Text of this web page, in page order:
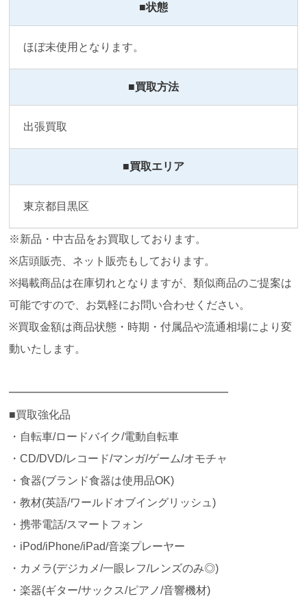
■状態
ほぼ未使用となります。
■買取方法
出張買取
■買取エリア
東京都目黒区
※新品・中古品をお買取しております。
※店頭販売、ネット販売もしております。
※掲載商品は在庫切れとなりますが、類似商品のご提案は
可能ですので、お気軽にお問い合わせください。
※買取金額は商品状態・時期・付属品や流通相場により変
動いたします。
━━━━━━━━━━━━━━━━━━━━
■買取強化品
・自転車/ロードバイク/電動自転車
・CD/DVD/レコード/マンガ/ゲーム/オモチャ
・食器(ブランド食器は使用品OK)
・教材(英語/ワールドオブイングリッシュ)
・携帯電話/スマートフォン
・iPod/iPhone/iPad/音楽プレーヤー
・カメラ(デジカメ/一眼レフ/レンズのみ◎)
・楽器(ギター/サックス/ピアノ/音響機材)